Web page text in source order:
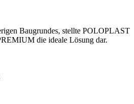
Baugrundes, stellte POLOPLAST
die ideale Lösung dar.